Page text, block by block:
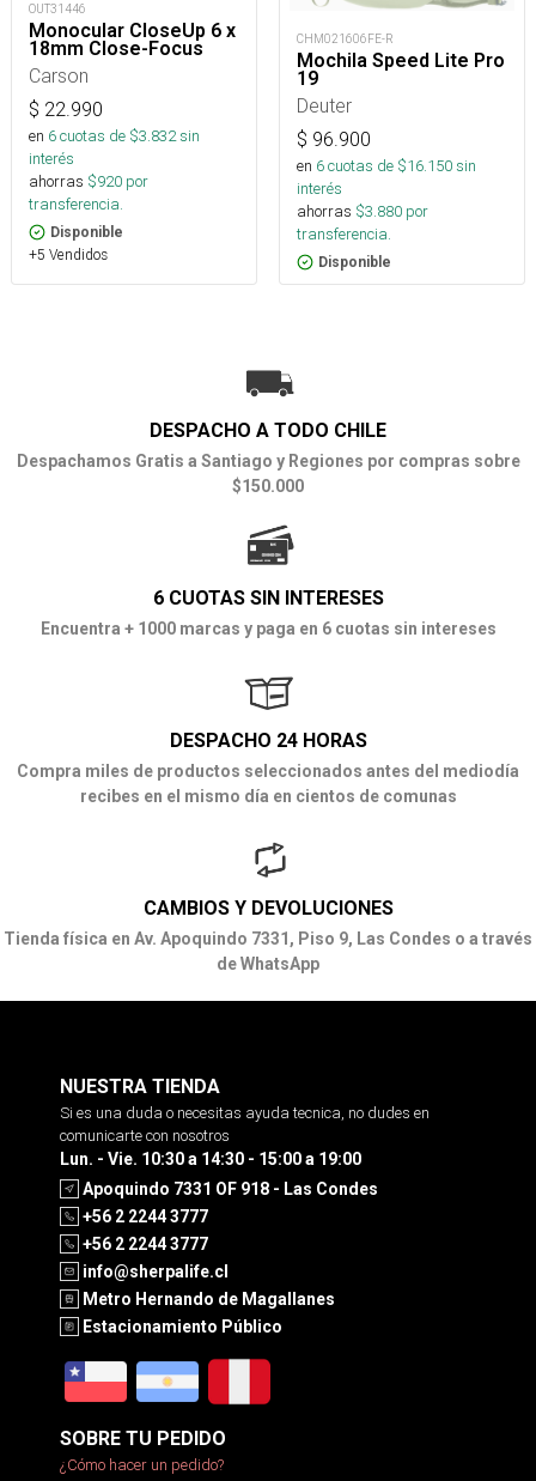
OUT31446
Monocular CloseUp 6 x
18mm Close-Focus
Carson
$ 22.990
en 6cuotas de $3.832sin
interés
ahorras $920 por
transferencia.
Disponible
+5 Vendidos
CHM021606FE-R
Mochila Speed Lite Pro
19
Deuter
$ 96.900
en 6cuotas de $16.150sin
interés
ahorras $3.880 por
transferencia.
Disponible
DESPACHO A TODO CHILE
Despachamos Gratis a Santiago y Regiones por compras sobre
$150.000
6 CUOTAS SIN INTERESES
Encuentra + 1000 marcas y paga en 6 cuotas sin intereses
DESPACHO 24 HORAS
Compra miles de productos seleccionados antes del mediodía
recibes en el mismo día en cientos de comunas
CAMBIOS Y DEVOLUCIONES
Tienda física en Av. Apoquindo 7331, Piso 9, Las Condes o a través
de WhatsApp
NUESTRA TIENDA
Si es una duda o necesitas ayuda tecnica, no dudes en
comunicarte con nosotros
Lun. - Vie. 10:30 a 14:30 - 15:00 a 19:00
Apoquindo 7331 OF 918 - Las Condes
+56 2 2244 3777
+56 2 2244 3777
info@sherpalife.cl
Metro Hernando de Magallanes
Estacionamiento Público
SOBRE TU PEDIDO
¿Cómo hacer un pedido?